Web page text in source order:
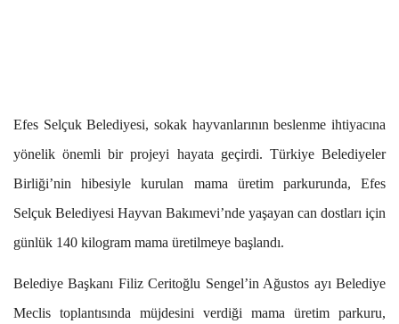
Efes Selçuk Belediyesi, sokak hayvanlarının beslenme ihtiyacına
yönelik önemli bir projeyi hayata geçirdi. Türkiye Belediyeler
Birliği’nin hibesiyle kurulan mama üretim parkurunda, Efes
Selçuk Belediyesi Hayvan Bakımevi’nde yaşayan can dostları için
günlük 140 kilogram mama üretilmeye başlandı.
Belediye Başkanı Filiz Ceritoğlu Sengel’in Ağustos ayı Belediye
Meclis toplantısında müjdesini verdiği mama üretim parkuru,